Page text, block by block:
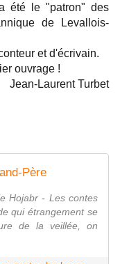
été le "patron" des
de Levallois-
et d'écrivain.
ouvrage !
Jean-Laurent Turbet
Père
Hojabr - Les contes
qui étrangement se
de la veillée, on